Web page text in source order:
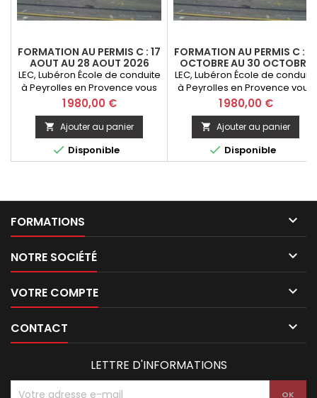
FORMATION AU PERMIS C : 17
AOUT AU 28 AOUT 2026
LEC, Lubéron École de conduite
à Peyrolles en Provence vous
propose de passer le permis C
(PL).
Prix
1 980,00 €
 Ajouter au panier
 Disponible
FORMATION AU PERMIS C : 19
OCTOBRE AU 30 OCTOBRE
2026
LEC, Lubéron École de conduite
à Peyrolles en Provence vous
propose de passer le permis C
(PL).
Prix
1 980,00 €
 Ajouter au panier
 Disponible
FORMATIONS 
NOTRE SOCIÉTÉ 
VOTRE COMPTE 
CONTACT 
LETTRE D'INFORMATIONS